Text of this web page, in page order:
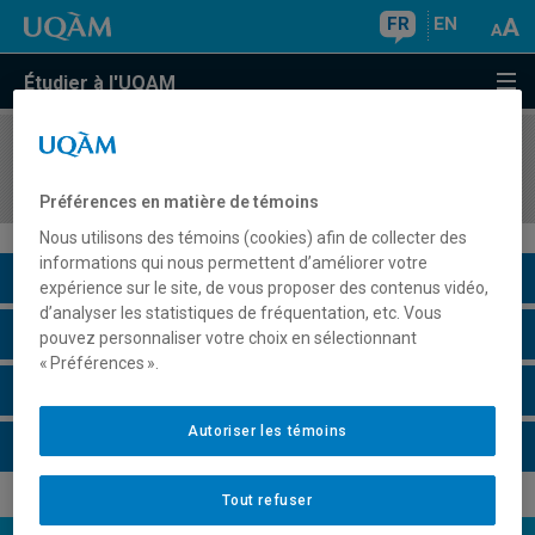
FR EN
Étudier à l'UQAM
COURS//
Description du cours
Horaire - Été 2026
Préférences en matière de témoins
Nous utilisons des témoins (cookies) afin de collecter des
informations qui nous permettent d’améliorer votre
expérience sur le site, de vous proposer des contenus vidéo,
d’analyser les statistiques de fréquentation, etc. Vous
pouvez personnaliser votre choix en sélectionnant
« Préférences ».
Tout refuser
Autoriser les témoins